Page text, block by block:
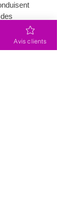
rétention
que pourrait
pas à
Avis clients